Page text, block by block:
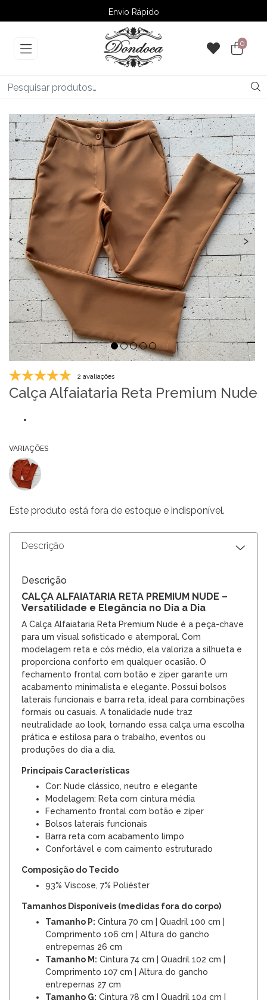
Envio Rápido
➚ Ofertas– Até 60% OFF
0
‹ ›
2 avaliações
Calça Alfaiataria Reta Premium Nude
VARIAÇÕES
Este produto está fora de estoque e indisponível.
Descrição
Descrição
CALÇA ALFAIATARIA RETA PREMIUM NUDE –
Versatilidade e Elegância no Dia a Dia
A Calça Alfaiataria Reta Premium Nude é a peça-chave
para um visual sofisticado e atemporal. Com
modelagem reta e cós médio, ela valoriza a silhueta e
proporciona conforto em qualquer ocasião. O
fechamento frontal com botão e zíper garante um
acabamento minimalista e elegante. Possui bolsos
laterais funcionais e barra reta, ideal para combinações
formais ou casuais. A tonalidade nude traz
neutralidade ao look, tornando essa calça uma escolha
prática e estilosa para o trabalho, eventos ou
produções do dia a dia.
Principais Características
Cor: Nude clássico, neutro e elegante
Modelagem: Reta com cintura média
Fechamento frontal com botão e zíper
Bolsos laterais funcionais
Barra reta com acabamento limpo
Confortável e com caimento estruturado
Composição do Tecido
93% Viscose, 7% Poliéster
Tamanhos Disponíveis (medidas fora do corpo)
Tamanho P: Cintura 70 cm | Quadril 100 cm |
Comprimento 106 cm | Altura do gancho
entrepernas 26 cm
Tamanho M: Cintura 74 cm | Quadril 102 cm |
Comprimento 107 cm | Altura do gancho
entrepernas 27 cm
Tamanho G: Cintura 78 cm | Quadril 104 cm |